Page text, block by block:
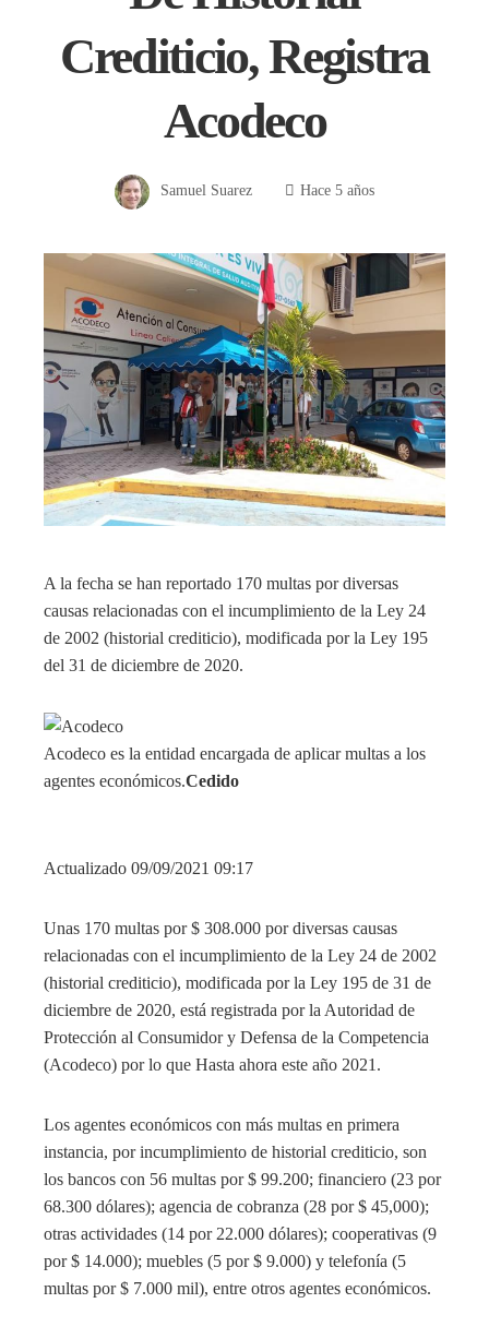
Crediticio, Registra
Acodeco
Samuel Suarez Hace 5 años
A la fecha se han reportado 170 multas por diversas
causas relacionadas con el incumplimiento de la Ley 24
de 2002 (historial crediticio), modificada por la Ley 195
del 31 de diciembre de 2020.
Acodeco es la entidad encargada de aplicar multas a los
agentes económicos.Cedido
Actualizado 09/09/2021 09:17
Unas 170 multas por $ 308.000 por diversas causas
relacionadas con el incumplimiento de la Ley 24 de 2002
(historial crediticio), modificada por la Ley 195 de 31 de
diciembre de 2020, está registrada por la Autoridad de
Protección al Consumidor y Defensa de la Competencia
(Acodeco) por lo que Hasta ahora este año 2021.
Los agentes económicos con más multas en primera
instancia, por incumplimiento de historial crediticio, son
los bancos con 56 multas por $ 99.200; financiero (23 por
68.300 dólares); agencia de cobranza (28 por $ 45,000);
otras actividades (14 por 22.000 dólares); cooperativas (9
por $ 14.000); muebles (5 por $ 9.000) y telefonía (5
multas por $ 7.000 mil), entre otros agentes económicos.